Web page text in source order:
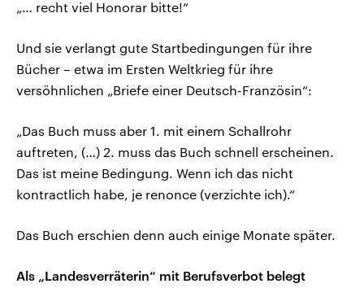
„… recht viel Honorar bitte!“
Und sie verlangt gute Startbedingungen für ihre
Bücher – etwa im Ersten Weltkrieg für ihre
versöhnlichen „Briefe einer Deutsch-Französin“:
„Das Buch muss aber 1. mit einem Schallrohr
auftreten, (…) 2. muss das Buch schnell erscheinen.
Das ist meine Bedingung. Wenn ich das nicht
kontractlich habe, je renonce (verzichte ich).“
Das Buch erschien denn auch einige Monate später.
Als „Landesverräterin“ mit Berufsverbot belegt